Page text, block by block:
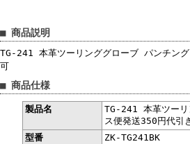
■ 商品説明
TG-241 本革ツーリンググローブ パンチン
可
■ 商品仕様
製品名
TG-241 本革ツー
ス便発送350円代引
型番
ZK-TG241BK